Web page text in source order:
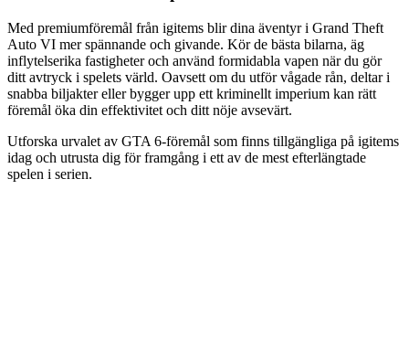
Med premiumföremål från igitems blir dina äventyr i Grand Theft
Auto VI mer spännande och givande. Kör de bästa bilarna, äg
inflytelserika fastigheter och använd formidabla vapen när du gör
ditt avtryck i spelets värld. Oavsett om du utför vågade rån, deltar i
snabba biljakter eller bygger upp ett kriminellt imperium kan rätt
föremål öka din effektivitet och ditt nöje avsevärt.
Utforska urvalet av GTA 6-föremål som finns tillgängliga på igitems
idag och utrusta dig för framgång i ett av de mest efterlängtade
spelen i serien.